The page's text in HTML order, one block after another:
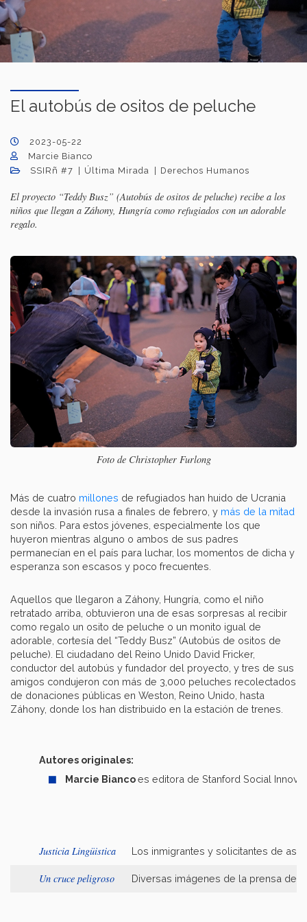
El autobús de ositos de peluche
2023-05-22
Marcie Bianco
SSIRñ #7
Última Mirada Derechos Humanos
El proyecto “Teddy Busz” (Autobús de ositos de peluche) recibe a los
niños que llegan a Záhony, Hungría como refugiados con un adorable
regalo.
Foto de Christopher Furlong
Más de cuatro millones de refugiados han huido de Ucrania
desde la invasión rusa a finales de febrero, y más de la mitad
son niños. Para estos jóvenes, especialmente los que
huyeron mientras alguno o ambos de sus padres
permanecían en el país para luchar, los momentos de dicha y
esperanza son escasos y poco frecuentes.
Aquellos que llegaron a Záhony, Hungría, como el niño
retratado arriba, obtuvieron una de esas sorpresas al recibir
como regalo un osito de peluche o un monito igual de
adorable, cortesía del “Teddy Busz” (Autobús de ositos de
peluche). El ciudadano del Reino Unido David Fricker,
conductor del autobús y fundador del proyecto, y tres de sus
amigos condujeron con más de 3,000 peluches recolectados
de donaciones públicas en Weston, Reino Unido, hasta
Záhony, donde los han distribuido en la estación de trenes.
Autores originales:
Marcie Biancoes editora de Stanford Social
Justicia Lingüistica Los inmigrantes y solicitantes de
Un cruce peligroso Diversas imágenes de la prensa